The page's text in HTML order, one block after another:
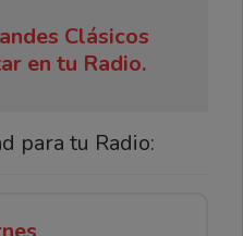
Clásicos
en tu Radio.
para tu Radio: